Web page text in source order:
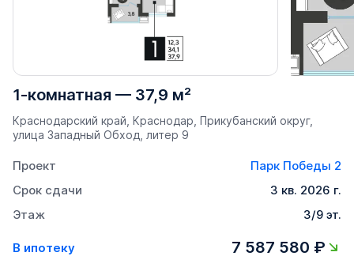
1-комнатная — 37,9 м²
Краснодарский край, Краснодар, Прикубанский округ,
улица Западный Обход, литер 9
Проект
Парк Победы 2
Срок сдачи
3 кв. 2026 г.
Этаж
3/9 эт.
В ипотеку
7 587 580 ₽